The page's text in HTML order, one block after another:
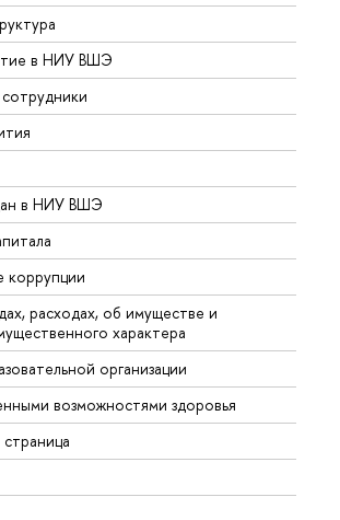
в НИУ ВШЭ
в НИУ ВШЭ
коррупции
расходах, об имуществе и
характера
организации
возможностями здоровья